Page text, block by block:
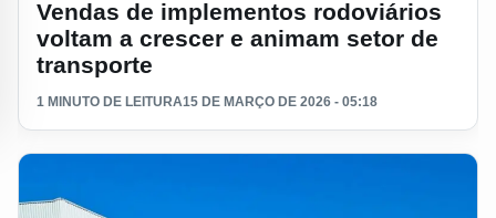
Vendas de implementos rodoviários
voltam a crescer e animam setor de
transporte
1 MINUTO DE LEITURA15 DE MARÇO DE 2026 - 05:18